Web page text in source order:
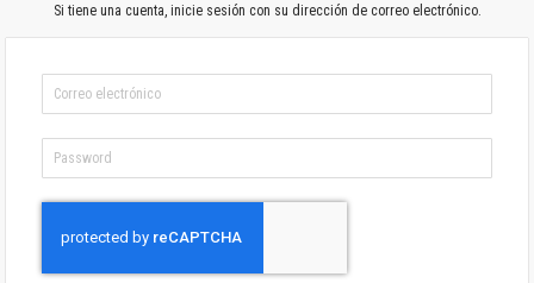
Si tiene una cuenta, inicie sesión con su dirección de correo electrónico.